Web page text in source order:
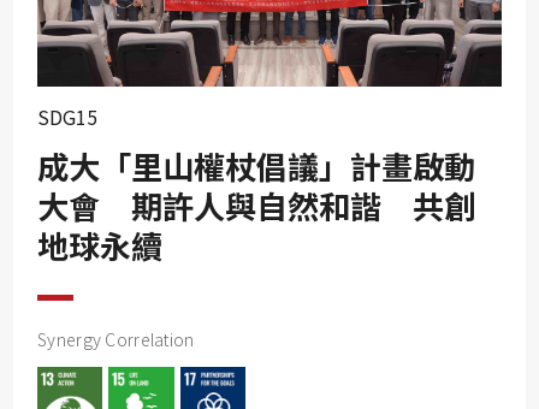
SDG7
SDG8
SDG11
SDG12
SDG15
成大「里山權杖倡議」計畫啟動
大會 期許人與自然和諧 共創
地球永續
Synergy Correlation